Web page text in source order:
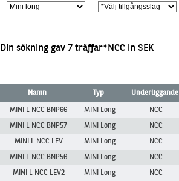
Din sökning gav 7 träffar*NCC in SEK
Namn Typ Underliggande
MINI L NCC BNP66 MINI Long NCC
MINI L NCC BNP57 MINI Long NCC
MINI L NCC LEV MINI Long NCC
MINI L NCC BNP56 MINI Long NCC
MINI L NCC LEV2 MINI Long NCC